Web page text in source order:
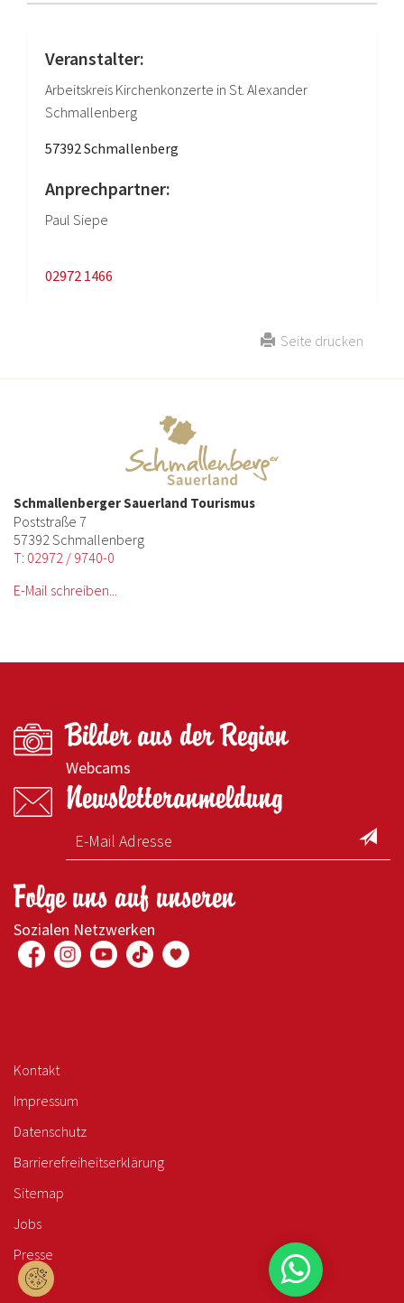
Veranstalter:
Arbeitskreis Kirchenkonzerte in St. Alexander
Schmallenberg
57392 Schmallenberg
Anprechpartner:
Paul Siepe
02972 1466
Seite drucken
Schmallenberger Sauerland Tourismus
Poststraße 7
57392 Schmallenberg
T: 02972 / 9740-0
E-Mail schreiben...
Bilder aus der Region
Webcams
Newsletteranmeldung
Folge uns auf unseren
Sozialen Netzwerken
Kontakt
Impressum
Datenschutz
Barrierefreiheitserklärung
Sitemap
Jobs
Presse